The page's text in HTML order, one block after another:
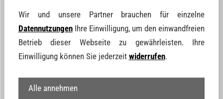
02633 Zockau, 02681 Sora, 02692 Schwarznaußlitz,
02633 Birkau, 02633 Preske, 02692 Grubschütz, 02633
Oberförstchen, 02692 Doberschau, 01877 Naundorf,
02633 Neu-Bloaschütz, 01877 Cossern, 02692
Dreistern, 02633 Neuspittwitz, 02692 Obergurig, 02681
Wir und unsere Partner brauchen für einzelne
DatennutzungenIhre Einwilligung, um den einwandfreien
Betrieb dieser Webseite zu gewährleisten. Ihre
Einwilligung können Sie jederzeit widerrufen.
Alle annehmen